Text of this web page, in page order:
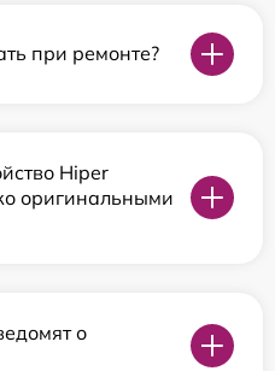
при ремонте?
Hiper
оригинальными
о